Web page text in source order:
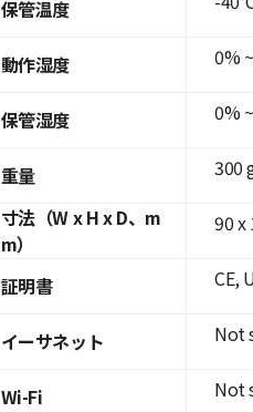
保管温度
動作湿度
保管湿度
重量
寸法（W x H x D、m
m）
証明書
イーサネット
Wi-Fi
0%
0%
300
90 x
CE,
Not
Not